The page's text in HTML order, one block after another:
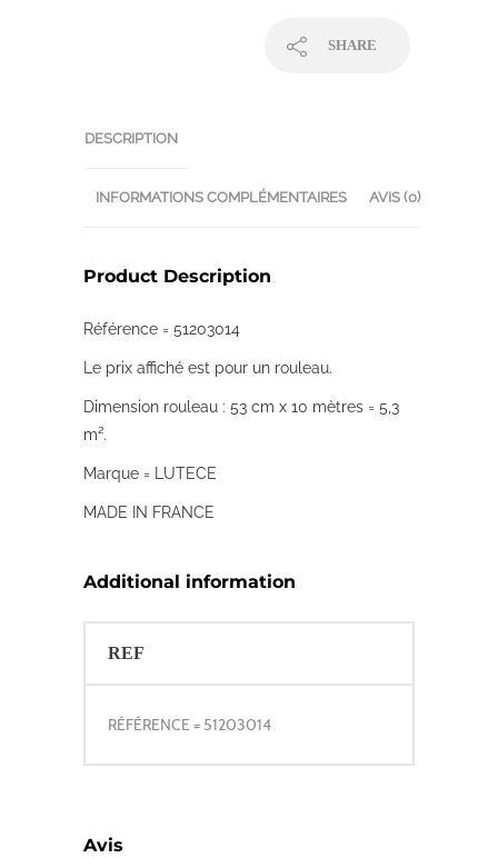
SHARE
DESCRIPTION
INFORMATIONS COMPLÉMENTAIRES AVIS (0)
Product Description
Référence = 51203014
Le prix affiché est pour un rouleau.
Dimension rouleau : 53 cm x 10 mètres = 5,3
m².
Marque = LUTECE
MADE IN FRANCE
Additional information
REF
RÉFÉRENCE = 51203014
Avis